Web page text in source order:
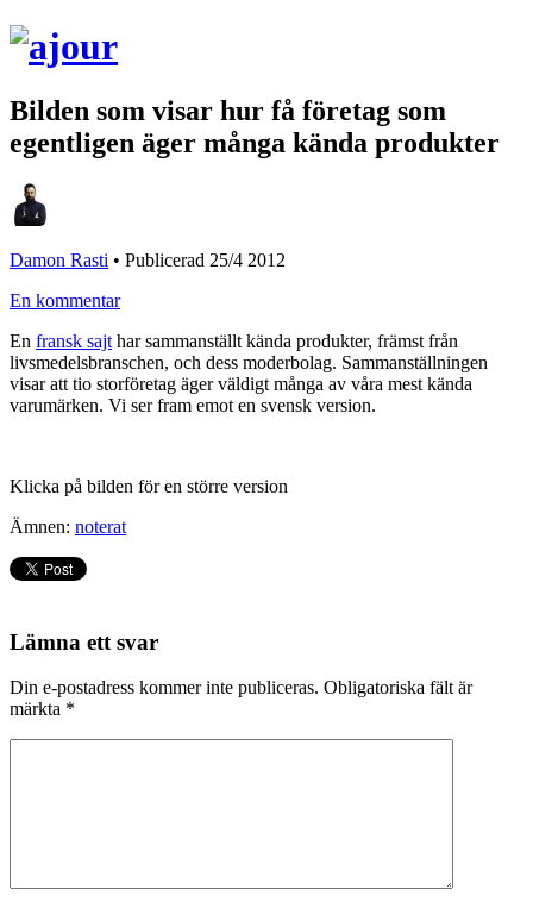
Bilden som visar hur få företag som
egentligen äger många kända produkter
Damon Rasti • Publicerad 25/4 2012
En kommentar
En fransk sajt har sammanställt kända produkter, främst från
livsmedelsbranschen, och dess moderbolag. Sammanställningen
visar att tio storföretag äger väldigt många av våra mest kända
varumärken. Vi ser fram emot en svensk version.
Klicka på bilden för en större version
Ämnen: noterat
Lämna ett svar
Din e-postadress kommer inte publiceras. Obligatoriska fält är
märkta *